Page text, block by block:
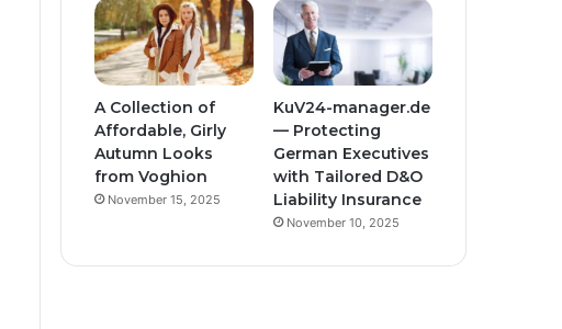
A Collection of
Affordable, Girly
Autumn Looks
from Voghion
November 15, 2025
KuV24-manager.de
— Protecting
German Executives
with Tailored D&O
Liability Insurance
November 10, 2025